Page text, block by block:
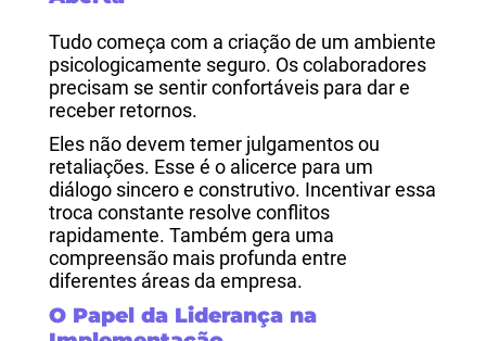
Tudo começa com a criação de um ambiente
psicologicamente seguro. Os colaboradores
precisam se sentir confortáveis para dar e
receber retornos.
Eles não devem temer julgamentos ou
retaliações. Esse é o alicerce para um
diálogo sincero e construtivo. Incentivar essa
troca constante resolve conflitos
rapidamente. Também gera uma
compreensão mais profunda entre
diferentes áreas da empresa.
O Papel da Liderança na